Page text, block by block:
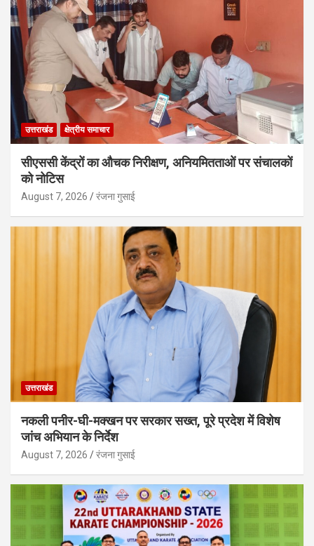
उत्तराखंड क्षेत्रीय समाचार
सीएससी केंद्रों का औचक निरीक्षण, अनियमितताओं पर संचालकों
को नोटिस
August 7, 2026 रंजना गुसाई
उत्तराखंड
नकली पनीर-घी-मक्खन पर सरकार सख्त, पूरे प्रदेश में विशेष
जांच अभियान के निर्देश
August 7, 2026 रंजना गुसाई